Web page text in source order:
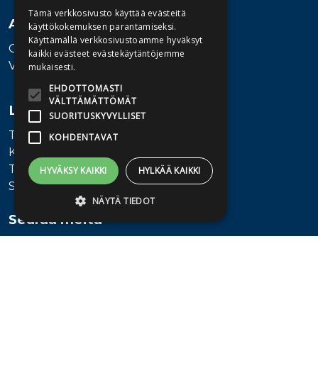
Asiakaspalvelu
Ota yhteyttä
Vaihde: 010 345100
Lisätietoa
Toimitusehdot
Käyttöohjeet
Tietosuojaseloste
Saavutettavuusseloste
Seuraa meitä
Tämä verkkosivusto käyttää evästeitä
käyttökokemuksen parantamiseksi.
Käyttämällä verkkosivustoamme hyväksyt
kaikki evästeet evästekäytäntöjemme
mukaisesti.
EHDOTTOMASTI
VÄLTTÄMÄTTÖMÄT
SUORITUSKYVYLLISET
KOHDENTAVAT
HYVÄKSY KAIKKI HYLKÄÄ KAIKKI
NÄYTÄ TIEDOT